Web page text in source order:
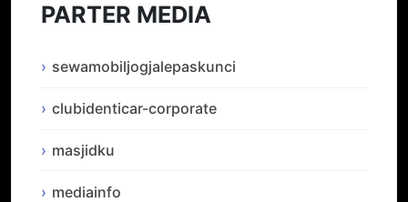
PARTER MEDIA
sewamobiljogjalepaskunci
clubidenticar-corporate
masjidku
mediainfo